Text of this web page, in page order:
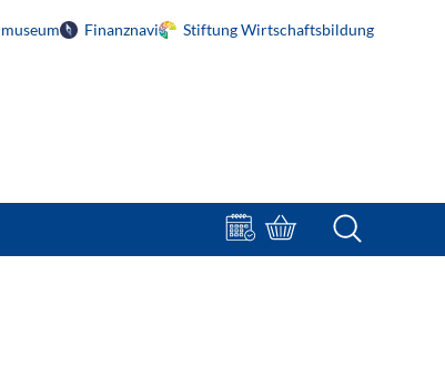
Finanznavi Stiftung Wirtschaftsbildung
Terminbuchung
Bestellportal